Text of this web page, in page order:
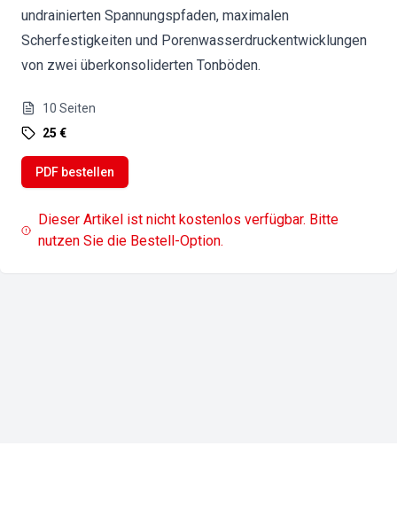
undrainierten Spannungspfaden, maximalen
Scherfestigkeiten und Porenwasserdruckentwicklungen
von zwei überkonsoliderten Tonböden.
10 Seiten
25 €
PDF bestellen
Dieser Artikel ist nicht kostenlos verfügbar. Bitte
nutzen Sie die Bestell-Option.